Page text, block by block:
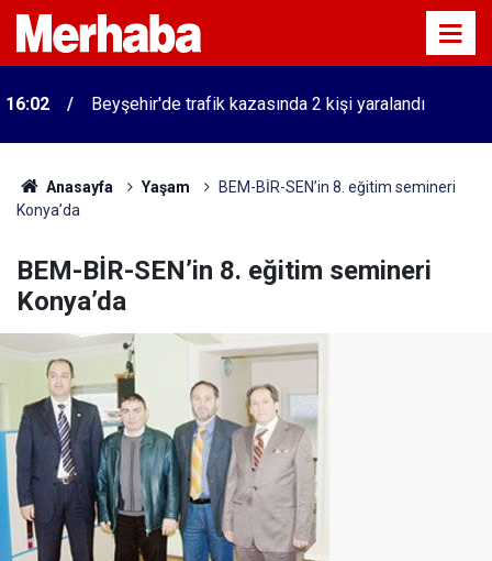
16:02 Beyşehir'de trafik kazasında 2 kişi yaralandı
Anasayfa Yaşam
BEM-BİR-SEN’in 8. eğitim semineri
Konya’da
BEM-BİR-SEN’in 8. eğitim semineri
Konya’da